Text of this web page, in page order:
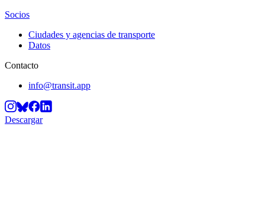
Socios
Ciudades y agencias de transporte
Datos
Contacto
info@transit.app
Descargar